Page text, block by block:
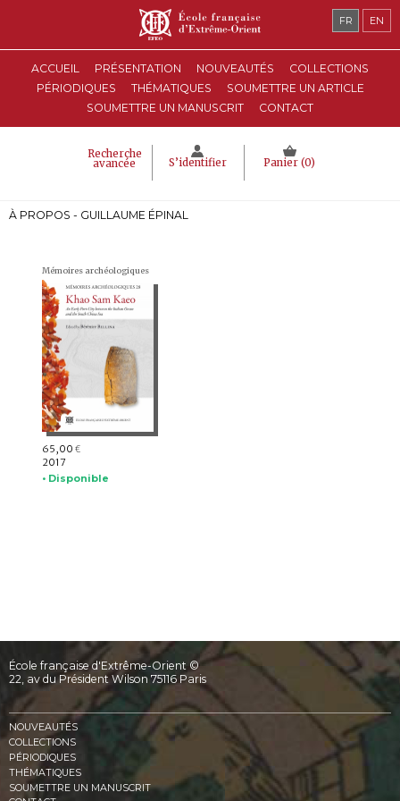
ACCUEIL PRÉSENTATION NOUVEAUTÉS
COLLECTIONS
PÉRIODIQUES
THÉMATIQUES
SOUMETTRE UN ARTICLE
SOUMETTRE UN MANUSCRIT
CONTACT
Recherche
avancée S’identifier Panier (0)
FR EN
À PROPOS - GUILLAUME ÉPINAL
Mémoires archéologiques
65,00 €
2017
• Disponible
École française d'Extrême-Orient ©
22, av du Président Wilson 75116 Paris
NOUVEAUTÉS
COLLECTIONS
PÉRIODIQUES
THÉMATIQUES
SOUMETTRE UN MANUSCRIT